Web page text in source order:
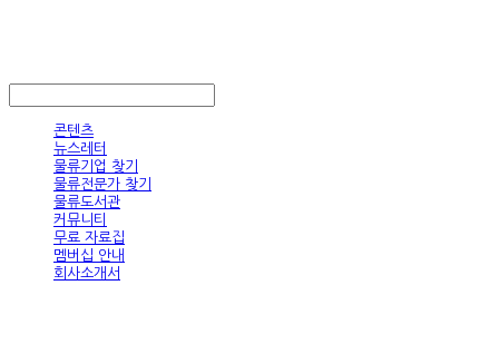
콘텐츠
뉴스레터
물류기업 찾기
물류전문가 찾기
물류도서관
커뮤니티
무료 자료집
멤버십 안내
회사소개서